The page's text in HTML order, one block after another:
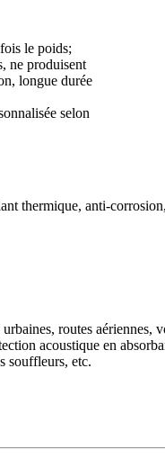
le poids;
ne produisent
longue durée
selon
thermique, anti-
routes
acoustique en
souffleurs, etc.